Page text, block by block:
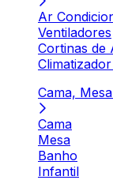
Ar
Ventiladores
Cortinas de
Cama,
Cama
Mesa
Banho
Infantil